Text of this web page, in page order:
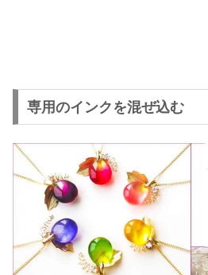
専用のインクを混ぜ込む